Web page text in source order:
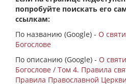
попробуйте поискать его
ссылкам:
По названию (Google) - О
Богослове
По описанию (Google) - О
Богослове / Том 4. Правила
Правила Православной